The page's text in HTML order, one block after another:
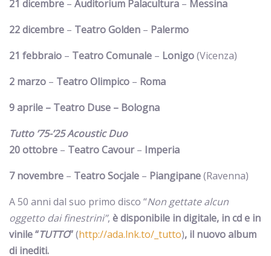
21 dicembre – Auditorium Palacultura – Messina
22 dicembre – Teatro Golden – Palermo
21 febbraio – Teatro Comunale – Lonigo(Vicenza)
2 marzo – Teatro Olimpico – Roma
9 aprile – Teatro Duse – Bologna
Tutto ’75-’25 Acoustic Duo
20 ottobre – Teatro Cavour– Imperia
7 novembre – Teatro Socjale – Piangipane(Ravenna)
A 50 anni dal suo primo disco “Non gettate alcun
oggetto dai finestrini”, è disponibile in digitale, in cd e in
vinile “TUTTO”(http://ada.lnk.to/_tutto), il nuovo album
di inediti.